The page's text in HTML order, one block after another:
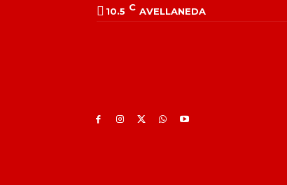
10.5 C AVELLANEDA